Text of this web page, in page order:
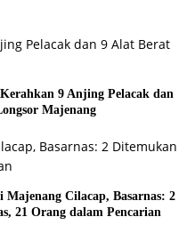
9 Anjing Pelacak dan
Majenang
Majenang Cilacap, Basarnas: 2
21 Orang dalam Pencarian